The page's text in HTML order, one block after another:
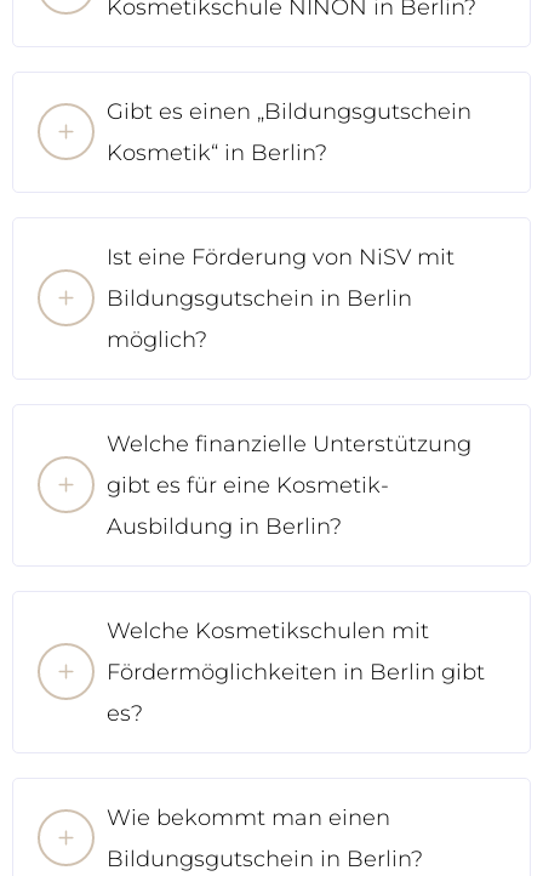
Kosmetikschule NINON in Berlin?
Gibt es einen „Bildungsgutschein
Kosmetik“ in Berlin?
Ist eine Förderung von NiSV mit
Bildungsgutschein in Berlin
möglich?
Welche finanzielle Unterstützung
gibt es für eine Kosmetik-
Ausbildung in Berlin?
Welche Kosmetikschulen mit
Fördermöglichkeiten in Berlin gibt
es?
Wie bekommt man einen
Bildungsgutschein in Berlin?